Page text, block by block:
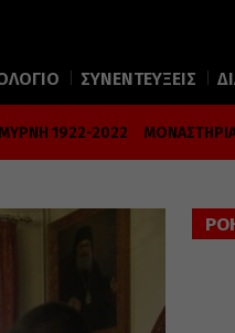
ΣΥΝΕΝΤΕΥΞΕΙΣ
1922-2022